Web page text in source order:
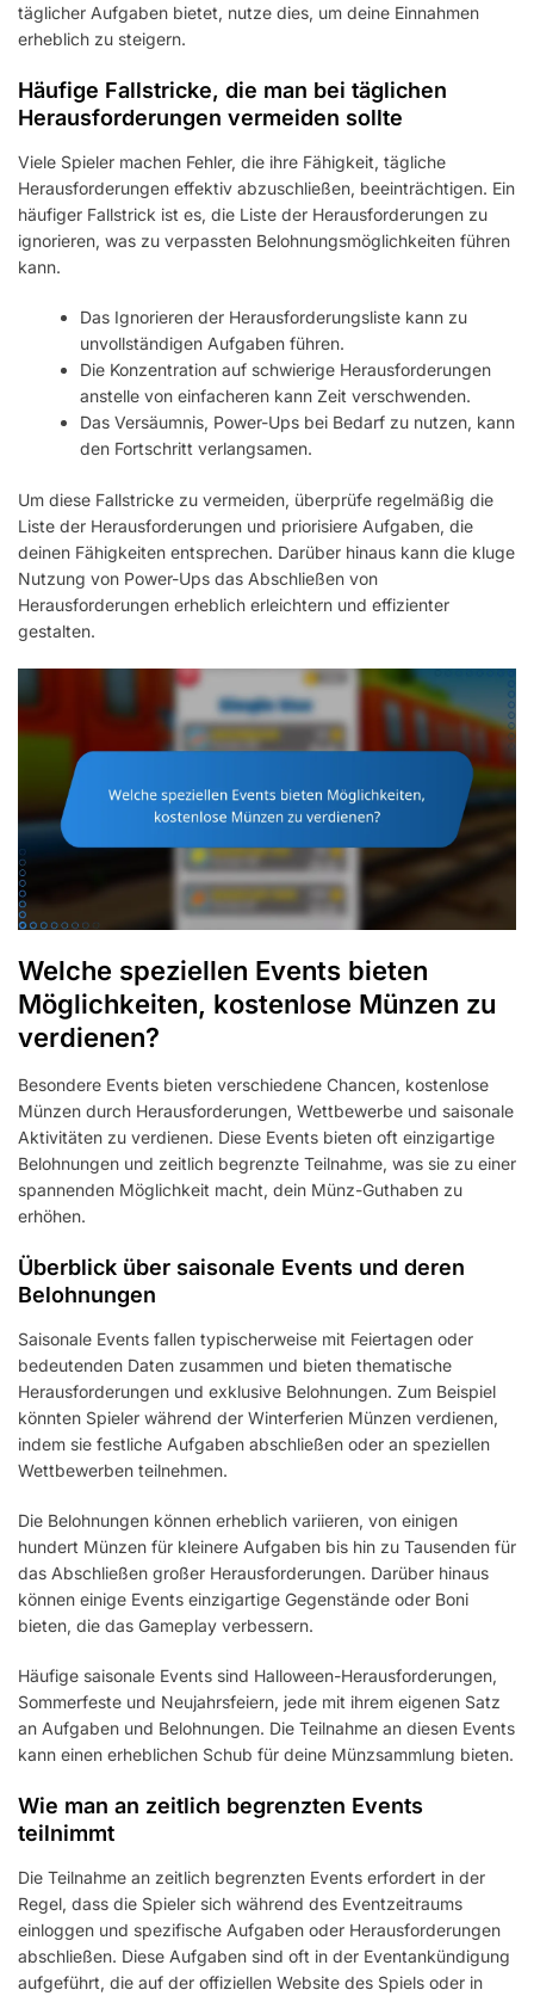
täglicher Aufgaben bietet, nutze dies, um deine Einnahmen
erheblich zu steigern.
Häufige Fallstricke, die man bei täglichen
Herausforderungen vermeiden sollte
Viele Spieler machen Fehler, die ihre Fähigkeit, tägliche
Herausforderungen effektiv abzuschließen, beeinträchtigen. Ein
häufiger Fallstrick ist es, die Liste der Herausforderungen zu
ignorieren, was zu verpassten Belohnungsmöglichkeiten führen
kann.
Das Ignorieren der Herausforderungsliste kann zu
unvollständigen Aufgaben führen.
Die Konzentration auf schwierige Herausforderungen
anstelle von einfacheren kann Zeit verschwenden.
Das Versäumnis, Power-Ups bei Bedarf zu nutzen, kann
den Fortschritt verlangsamen.
Um diese Fallstricke zu vermeiden, überprüfe regelmäßig die
Liste der Herausforderungen und priorisiere Aufgaben, die
deinen Fähigkeiten entsprechen. Darüber hinaus kann die kluge
Nutzung von Power-Ups das Abschließen von
Herausforderungen erheblich erleichtern und effizienter
gestalten.
Welche speziellen Events bieten
Möglichkeiten, kostenlose Münzen zu
verdienen?
Besondere Events bieten verschiedene Chancen, kostenlose
Münzen durch Herausforderungen, Wettbewerbe und saisonale
Aktivitäten zu verdienen. Diese Events bieten oft einzigartige
Belohnungen und zeitlich begrenzte Teilnahme, was sie zu einer
spannenden Möglichkeit macht, dein Münz-Guthaben zu
erhöhen.
Überblick über saisonale Events und deren
Belohnungen
Saisonale Events fallen typischerweise mit Feiertagen oder
bedeutenden Daten zusammen und bieten thematische
Herausforderungen und exklusive Belohnungen. Zum Beispiel
könnten Spieler während der Winterferien Münzen verdienen,
indem sie festliche Aufgaben abschließen oder an speziellen
Wettbewerben teilnehmen.
Die Belohnungen können erheblich variieren, von einigen
hundert Münzen für kleinere Aufgaben bis hin zu Tausenden für
das Abschließen großer Herausforderungen. Darüber hinaus
können einige Events einzigartige Gegenstände oder Boni
bieten, die das Gameplay verbessern.
Häufige saisonale Events sind Halloween-Herausforderungen,
Sommerfeste und Neujahrsfeiern, jede mit ihrem eigenen Satz
an Aufgaben und Belohnungen. Die Teilnahme an diesen Events
kann einen erheblichen Schub für deine Münzsammlung bieten.
Wie man an zeitlich begrenzten Events
teilnimmt
Die Teilnahme an zeitlich begrenzten Events erfordert in der
Regel, dass die Spieler sich während des Eventzeitraums
einloggen und spezifische Aufgaben oder Herausforderungen
abschließen. Diese Aufgaben sind oft in der Eventankündigung
aufgeführt, die auf der offiziellen Website des Spiels oder in